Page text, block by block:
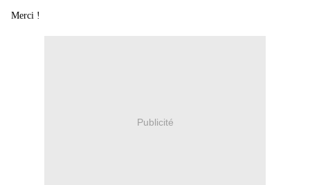
Merci !
Publicité